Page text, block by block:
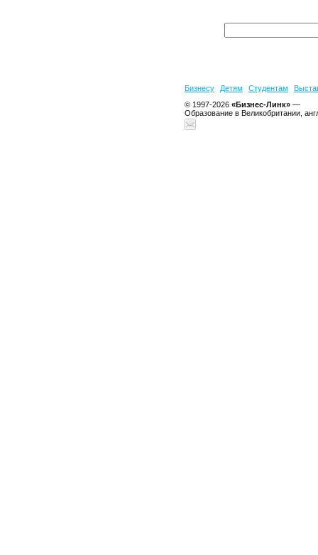
Бизнесу Детям Студентам
© 1997-2026 «Бизнес-Линк» —
Образование в Великобритании,